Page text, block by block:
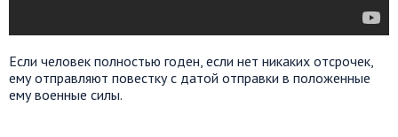
Если человек полностью годен, если нет никаких отсрочек,
ему отправляют повестку с датой отправки в положенные
ему военные силы.